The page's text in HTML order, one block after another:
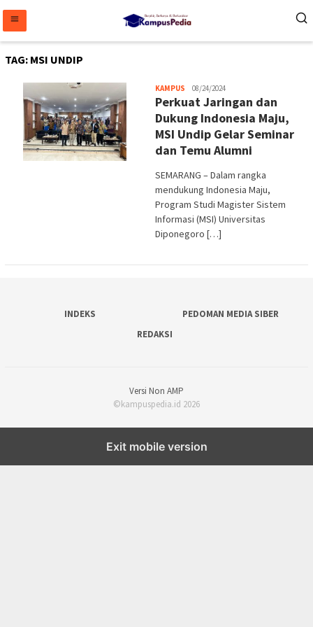
konten
TAG: MSI UNDIP
KAMPUS Melani
08/24/2024
Perkuat Jaringan dan
Dukung Indonesia Maju,
MSI Undip Gelar Seminar
dan Temu Alumni
SEMARANG – Dalam rangka
mendukung Indonesia Maju,
Program Studi Magister Sistem
Informasi (MSI) Universitas
Diponegoro […]
INDEKS
PEDOMAN MEDIA SIBER
REDAKSI
Versi Non AMP
©kampuspedia.id 2026
Exit mobile version